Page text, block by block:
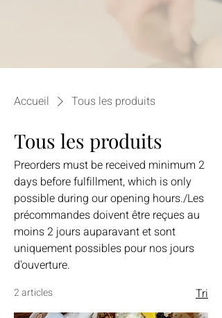
Accueil Tous les produits
Tous les produits
Preorders must be received minimum 2
days before fulfillment, which is only
possible during our opening hours./Les
précommandes doivent être reçues au
moins 2 jours auparavant et sont
uniquement possibles pour nos jours
d'ouverture.
2 articles Tri